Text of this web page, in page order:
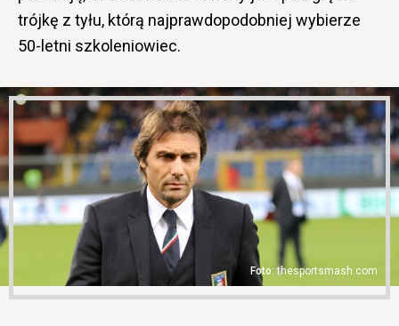
trójkę z tyłu, którą najprawdopodobniej wybierze
50-letni szkoleniowiec.
thesportsmash.com